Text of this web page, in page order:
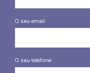
O seu email
O seu telefone